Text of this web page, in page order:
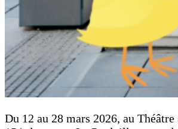
Du 12 au 28 mars 2026, au